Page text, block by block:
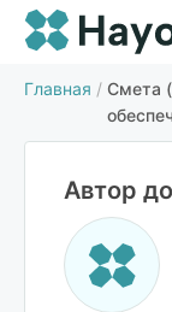
Главная / Смета
Автор